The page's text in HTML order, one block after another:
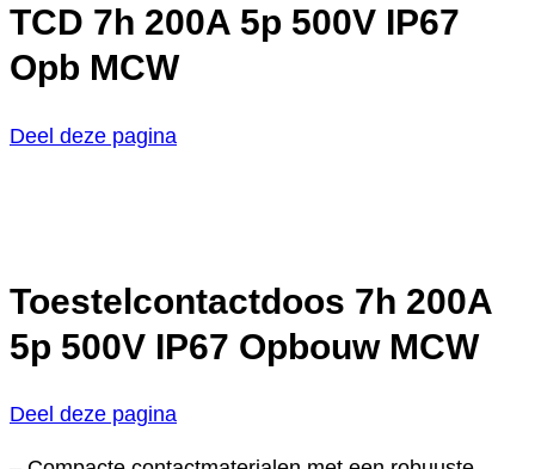
TCD 7h 200A 5p 500V IP67
Opb MCW
Deel deze pagina
Toestelcontactdoos 7h 200A
5p 500V IP67 Opbouw MCW
Deel deze pagina